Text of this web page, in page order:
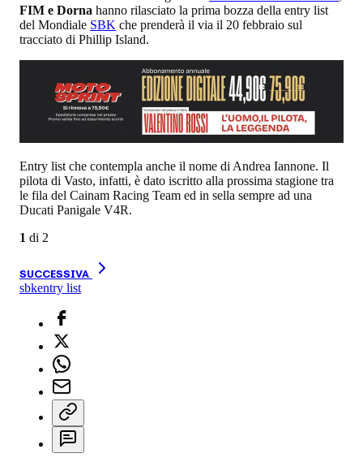
FIM e Dorna hanno rilasciato la prima bozza della entry list
del Mondiale SBK che prenderà il via il 20 febbraio sul
tracciato di Phillip Island.
Entry list che contempla anche il nome di Andrea Iannone. Il
pilota di Vasto, infatti, è dato iscritto alla prossima stagione tra
le fila del Cainam Racing Team ed in sella sempre ad una
Ducati Panigale V4R.
1 di 2
SUCCESSIVA
sbkentry list